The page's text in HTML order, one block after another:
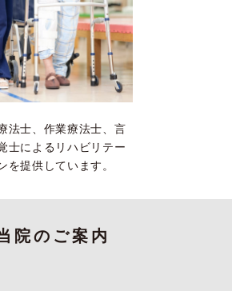
法士、作業療法士、言
士によるリハビリテー
を提供しています。
院のご案内